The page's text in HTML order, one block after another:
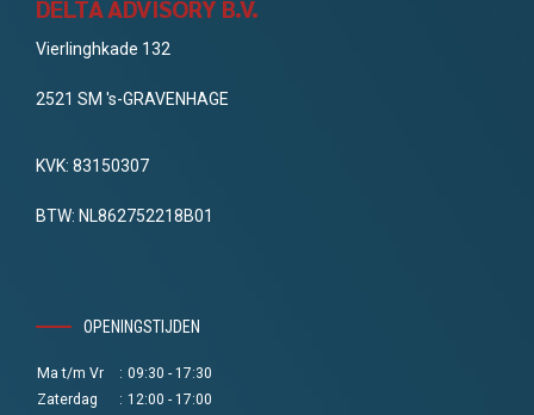
DELTA ADVISORY B.V.
Vierlinghkade 132
2521 SM 's-GRAVENHAGE
KVK: 83150307
BTW: NL862752218B01
OPENINGSTIJDEN
Ma t/m Vr : 09:30 - 17:30
Zaterdag
: 12:00 - 17:00